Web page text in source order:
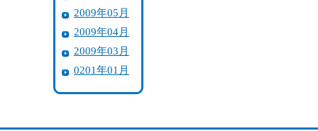
2009年05月
2009年04月
2009年03月
0201年01月